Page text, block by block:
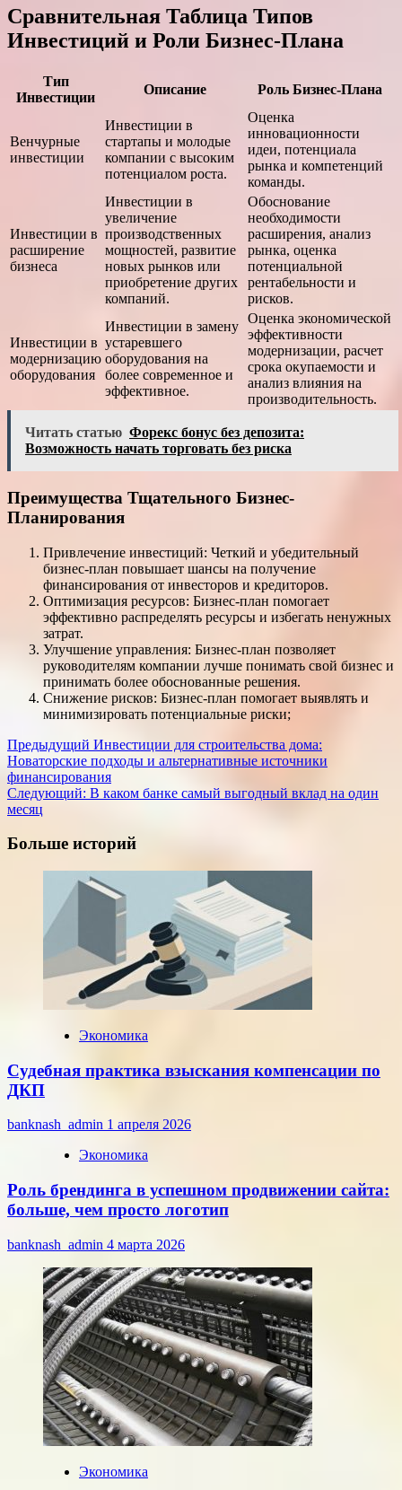
Сравнительная Таблица Типов
Инвестиций и Роли Бизнес-Плана
Тип
Инвестиции
Описание Роль Бизнес-Плана
Венчурные
инвестиции
Инвестиции в
стартапы и молодые
компании с высоким
потенциалом роста.
Оценка
инновационности
идеи, потенциала
рынка и компетенций
команды.
Инвестиции в
расширение
бизнеса
Инвестиции в
увеличение
производственных
мощностей, развитие
новых рынков или
приобретение других
компаний.
Обоснование
необходимости
расширения, анализ
рынка, оценка
потенциальной
рентабельности и
рисков.
Инвестиции в
модернизацию
оборудования
Инвестиции в замену
устаревшего
оборудования на
более современное и
эффективное.
Оценка экономической
эффективности
модернизации, расчет
срока окупаемости и
анализ влияния на
производительность.
Читать статью Форекс бонус без депозита:
Возможность начать торговать без риска
Преимущества Тщательного Бизнес-
Планирования
Привлечение инвестиций: Четкий и убедительный
бизнес-план повышает шансы на получение
финансирования от инвесторов и кредиторов.
Оптимизация ресурсов: Бизнес-план помогает
эффективно распределять ресурсы и избегать ненужных
затрат.
Улучшение управления: Бизнес-план позволяет
руководителям компании лучше понимать свой бизнес и
принимать более обоснованные решения.
Снижение рисков: Бизнес-план помогает выявлять и
минимизировать потенциальные риски;
Навигация
записи
Предыдущий Инвестиции для строительства дома:
Новаторские подходы и альтернативные источники
финансирования
Следующий: В каком банке самый выгодный вклад на один
месяц
Больше историй
Экономика
Судебная практика взыскания компенсации по
ДКП
banknash_admin 1 апреля 2026
Экономика
Роль брендинга в успешном продвижении сайта:
больше, чем просто логотип
banknash_admin 4 марта 2026
Экономика